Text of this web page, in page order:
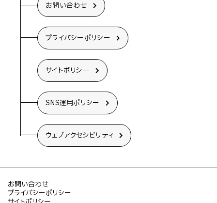
お問い合わせ
プライバシーポリシー
サイトポリシー
SNS運用ポリシー
ウェブアクセシビリティ
お問い合わせ
プライバシーポリシー